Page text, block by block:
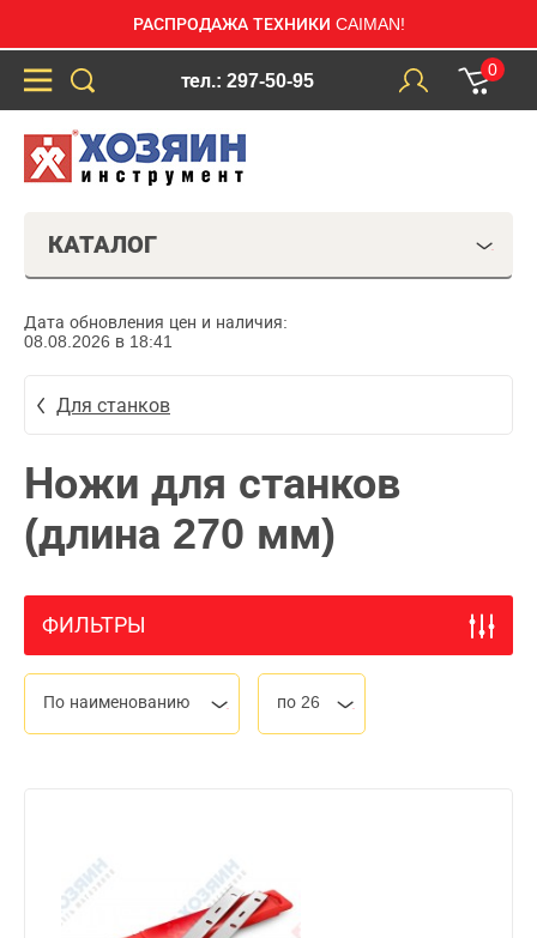
РАСПРОДАЖА ТЕХНИКИ CAIMAN!
тел.: 297-50-95
0
КАТАЛОГ
Дата обновления цен и наличия:
08.08.2026 в 18:41
Для станков
Ножи для станков
(длина 270 мм)
ФИЛЬТРЫ
По наименованию по 26